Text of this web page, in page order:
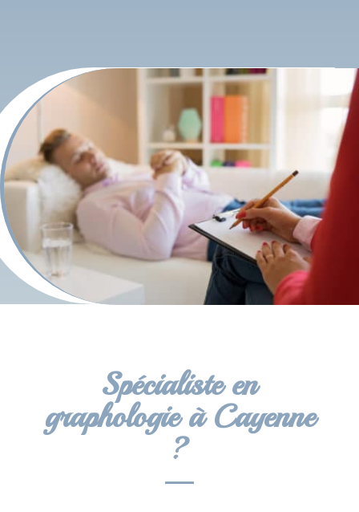
Spécialiste en
graphologie à Cayenne
?